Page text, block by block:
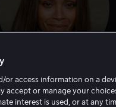
or access information on a
accept or manage your
interest is used, or at any